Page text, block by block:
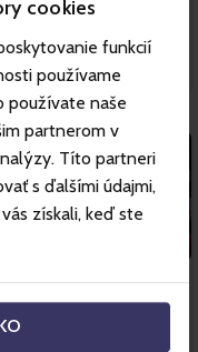
cookies
funkcií
používame
používate naše
partnerom v
Títo partneri
s ďalšími údajmi,
získali, keď ste
2026 - 30. Apr 2027
Vstupenky
BAR, NÁMESTOVO
AMERICAN BAR